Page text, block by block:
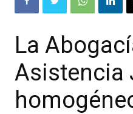
La
Asistencia